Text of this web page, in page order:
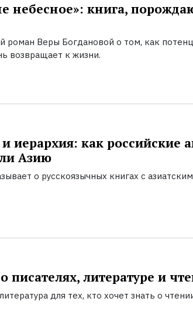
небесное»: книга,
роман Веры Богдановой о том, как
возвращает к жизни.
иерархия: как российские
Азию
о русскоязычных книгах с азиатским
писателях, литературе и
для тех, кто хочет знать о